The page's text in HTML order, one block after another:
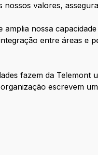
valores,
nossa
entre áreas e
fazem da Telemont
escrevem